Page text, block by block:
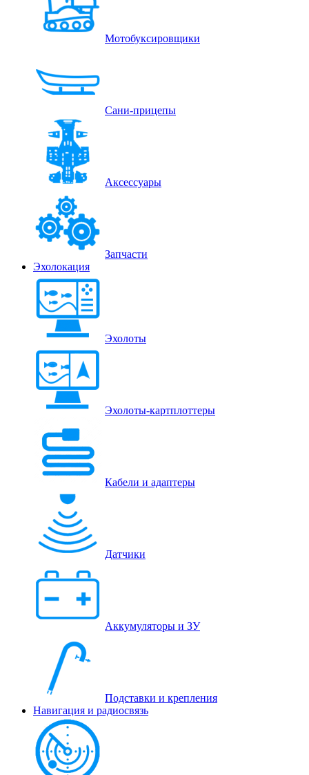
Мотобуксировщики
Сани-прицепы
Аксессуары
Запчасти
Эхолокация
Эхолоты
Эхолоты-картплоттеры
Кабели и адаптеры
Датчики
Аккумуляторы и ЗУ
Подставки и крепления
Навигация и радиосвязь